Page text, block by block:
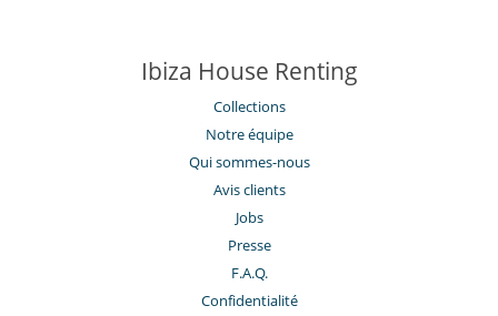
Ibiza House Renting
Collections
Notre équipe
Qui sommes-nous
Avis clients
Jobs
Presse
F.A.Q.
Confidentialité